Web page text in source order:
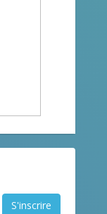
S'inscrire